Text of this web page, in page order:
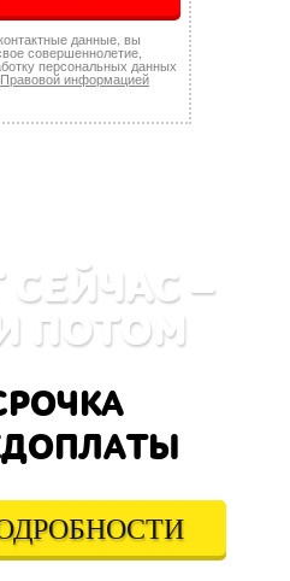
данные, вы
совершеннолетие,
персональных данных
Правовой информацией
—
ПОТОМ